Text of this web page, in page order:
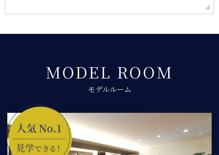
MODEL ROOM
モデルルーム